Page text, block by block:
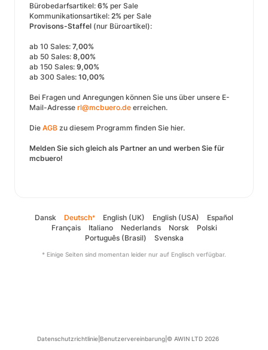
Bürobedarfsartikel: 6% per Sale
Kommunikationsartikel: 2% per Sale
Provisons-Staffel (nur Büroartikel):
ab 10 Sales: 7,00%
ab 50 Sales: 8,00%
ab 150 Sales: 9,00%
ab 300 Sales: 10,00%
Bei Fragen und Anregungen können Sie uns über unsere E-
Mail-Adresse rl@mcbuero.de erreichen.
Die AGB zu diesem Programm finden Sie hier.
Melden Sie sich gleich als Partner an und werben Sie für
mcbuero!
Dansk Deutsch* English (UK) English (USA)
Español
Français
Italiano Nederlands Norsk
Polski
Português (Brasil)
Svenska
* Einige Seiten sind momentan leider nur auf Englisch verfügbar.
Datenschutzrichtlinie Benutzervereinbarung © AWIN LTD 2026